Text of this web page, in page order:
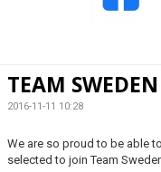
KALENDER
KONTAKT
TEAM
2016-11-11 10:28
We are so proud to be able
selected to join Team